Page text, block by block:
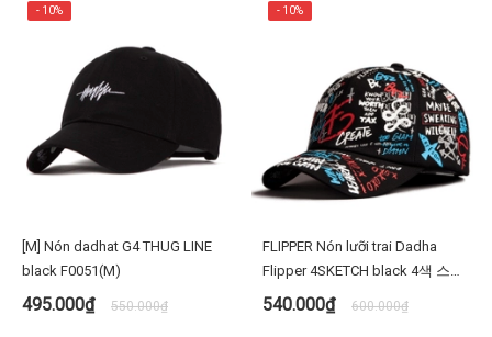
- 10%
[M] Nón dadhat G4 THUG LINE
black F0051(M)
495.000₫ 550.000₫
- 10%
FLIPPER Nón lưỡi trai Dadha
Flipper 4SKETCH black 4색 스케
치 볼캡 FL394
540.000₫ 600.000₫